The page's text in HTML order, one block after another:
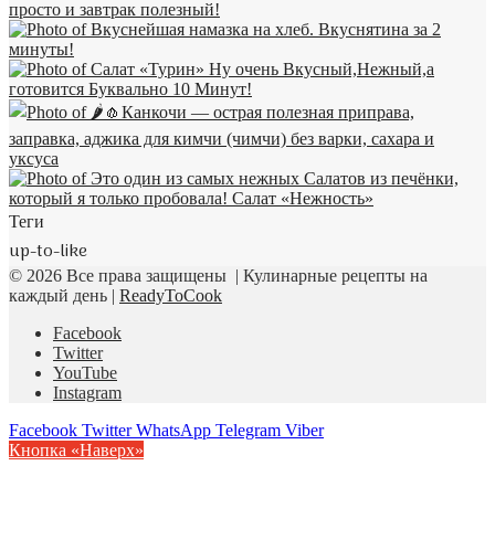
Теги
up-to-like
© 2026 Все права защищены | Кулинарные рецепты на
каждый день | ReadyToCook
Facebook
Twitter
YouTube
Instagram
Facebook Twitter WhatsApp Telegram Viber
Кнопка «Наверх»